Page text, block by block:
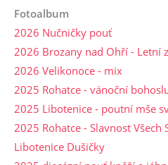
Fotoalbum
2026 Nučničky pouť
2026 Brozany nad Ohří - Letní
2026 Velikonoce - mix
2025 Rohatce - vánoční
2025 Libotenice - poutní mše
2025 Rohatce - Slavnost Všech
Libotenice Dušičky